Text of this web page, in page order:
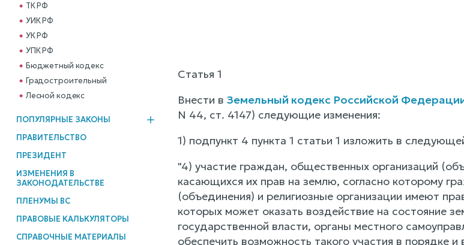
ТК РФ
УИК РФ
УК РФ
УПК РФ
Бюджетный кодекс
Градостроительный
Лесной кодекс
ПОПУЛЯРНЫЕ ЗАКОНЫ
ПРАВИТЕЛЬСТВО
ПРЕЗИДЕНТ
ИЗМЕНЕНИЯ В
ЗАКОНОДАТЕЛЬСТВЕ
ПЛЕНУМЫ ВС
ПРАВОВЫЕ КАЛЬКУЛЯТОРЫ
СПРАВОЧНЫЕ МАТЕРИАЛЫ
Статья 1
Внести в Земельный кодекс Российской
N 44, ст. 4147) следующие изменения:
1) подпункт 4 пункта 1 статьи 1 изложить в
"4) участие граждан, общественных организаций
касающихся их прав на землю, согласно которому
(объединения) и религиозные организации имеют
которых может оказать воздействие на состояние
государственной власти, органы местного
обеспечить возможность такого участия в порядке